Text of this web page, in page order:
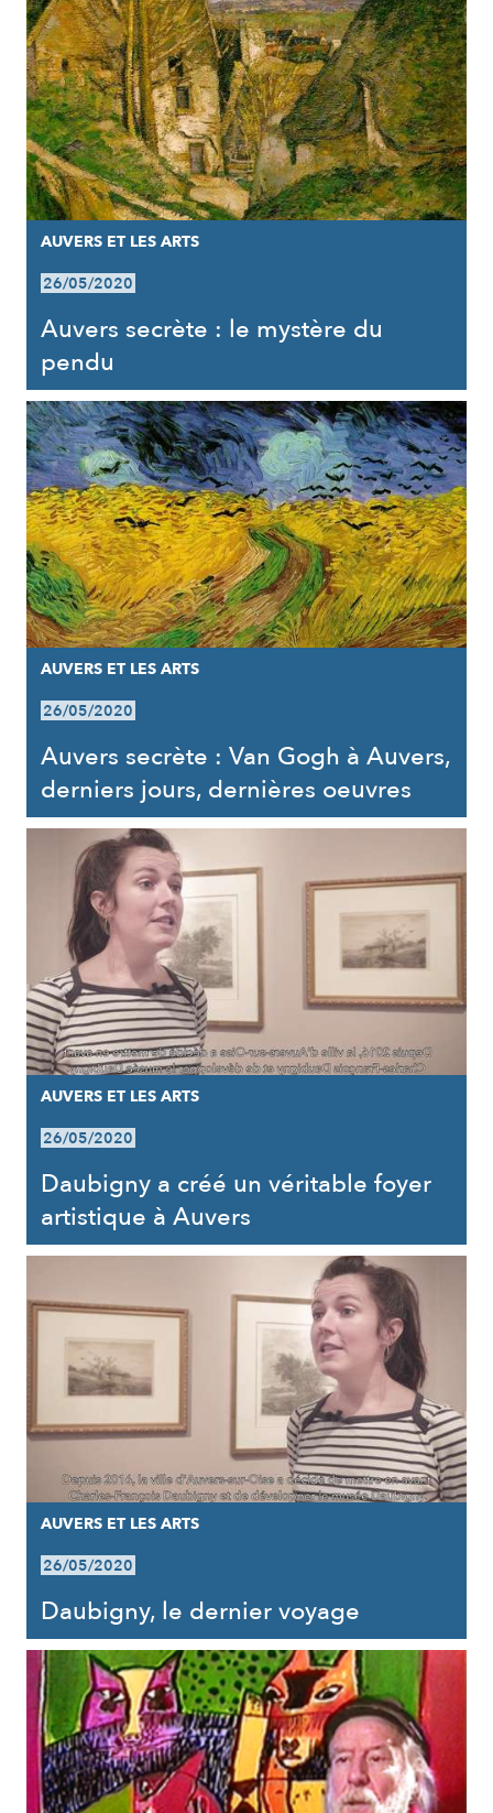
AUVERS ET LES ARTS
26/05/2020
Auvers secrète : le mystère du
pendu
AUVERS ET LES ARTS
26/05/2020
Auvers secrète : Van Gogh à Auvers,
derniers jours, dernières oeuvres
AUVERS ET LES ARTS
26/05/2020
Daubigny a créé un véritable foyer
artistique à Auvers
AUVERS ET LES ARTS
26/05/2020
Daubigny, le dernier voyage